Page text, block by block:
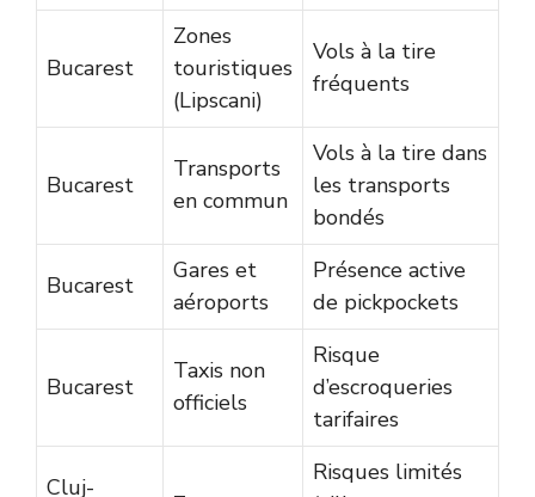
Bucarest
Zones
touristiques
(Lipscani)
Vols à la tire
fréquents
Bucarest
Transports
en commun
Vols à la tire dans
les transports
bondés
Bucarest
Gares et
aéroports
Présence active
de pickpockets
Bucarest
Taxis non
officiels
Risque
d’escroqueries
tarifaires
Cluj-
Risques limités